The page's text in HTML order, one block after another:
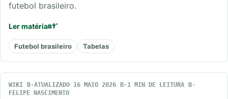
futebol brasileiro.
Ler matéria
Futebol brasileiro Tabelas
WIKI ATUALIZADO 16 MAIO 2026
1 MIN DE LEITURA
FELIPE NASCIMENTO